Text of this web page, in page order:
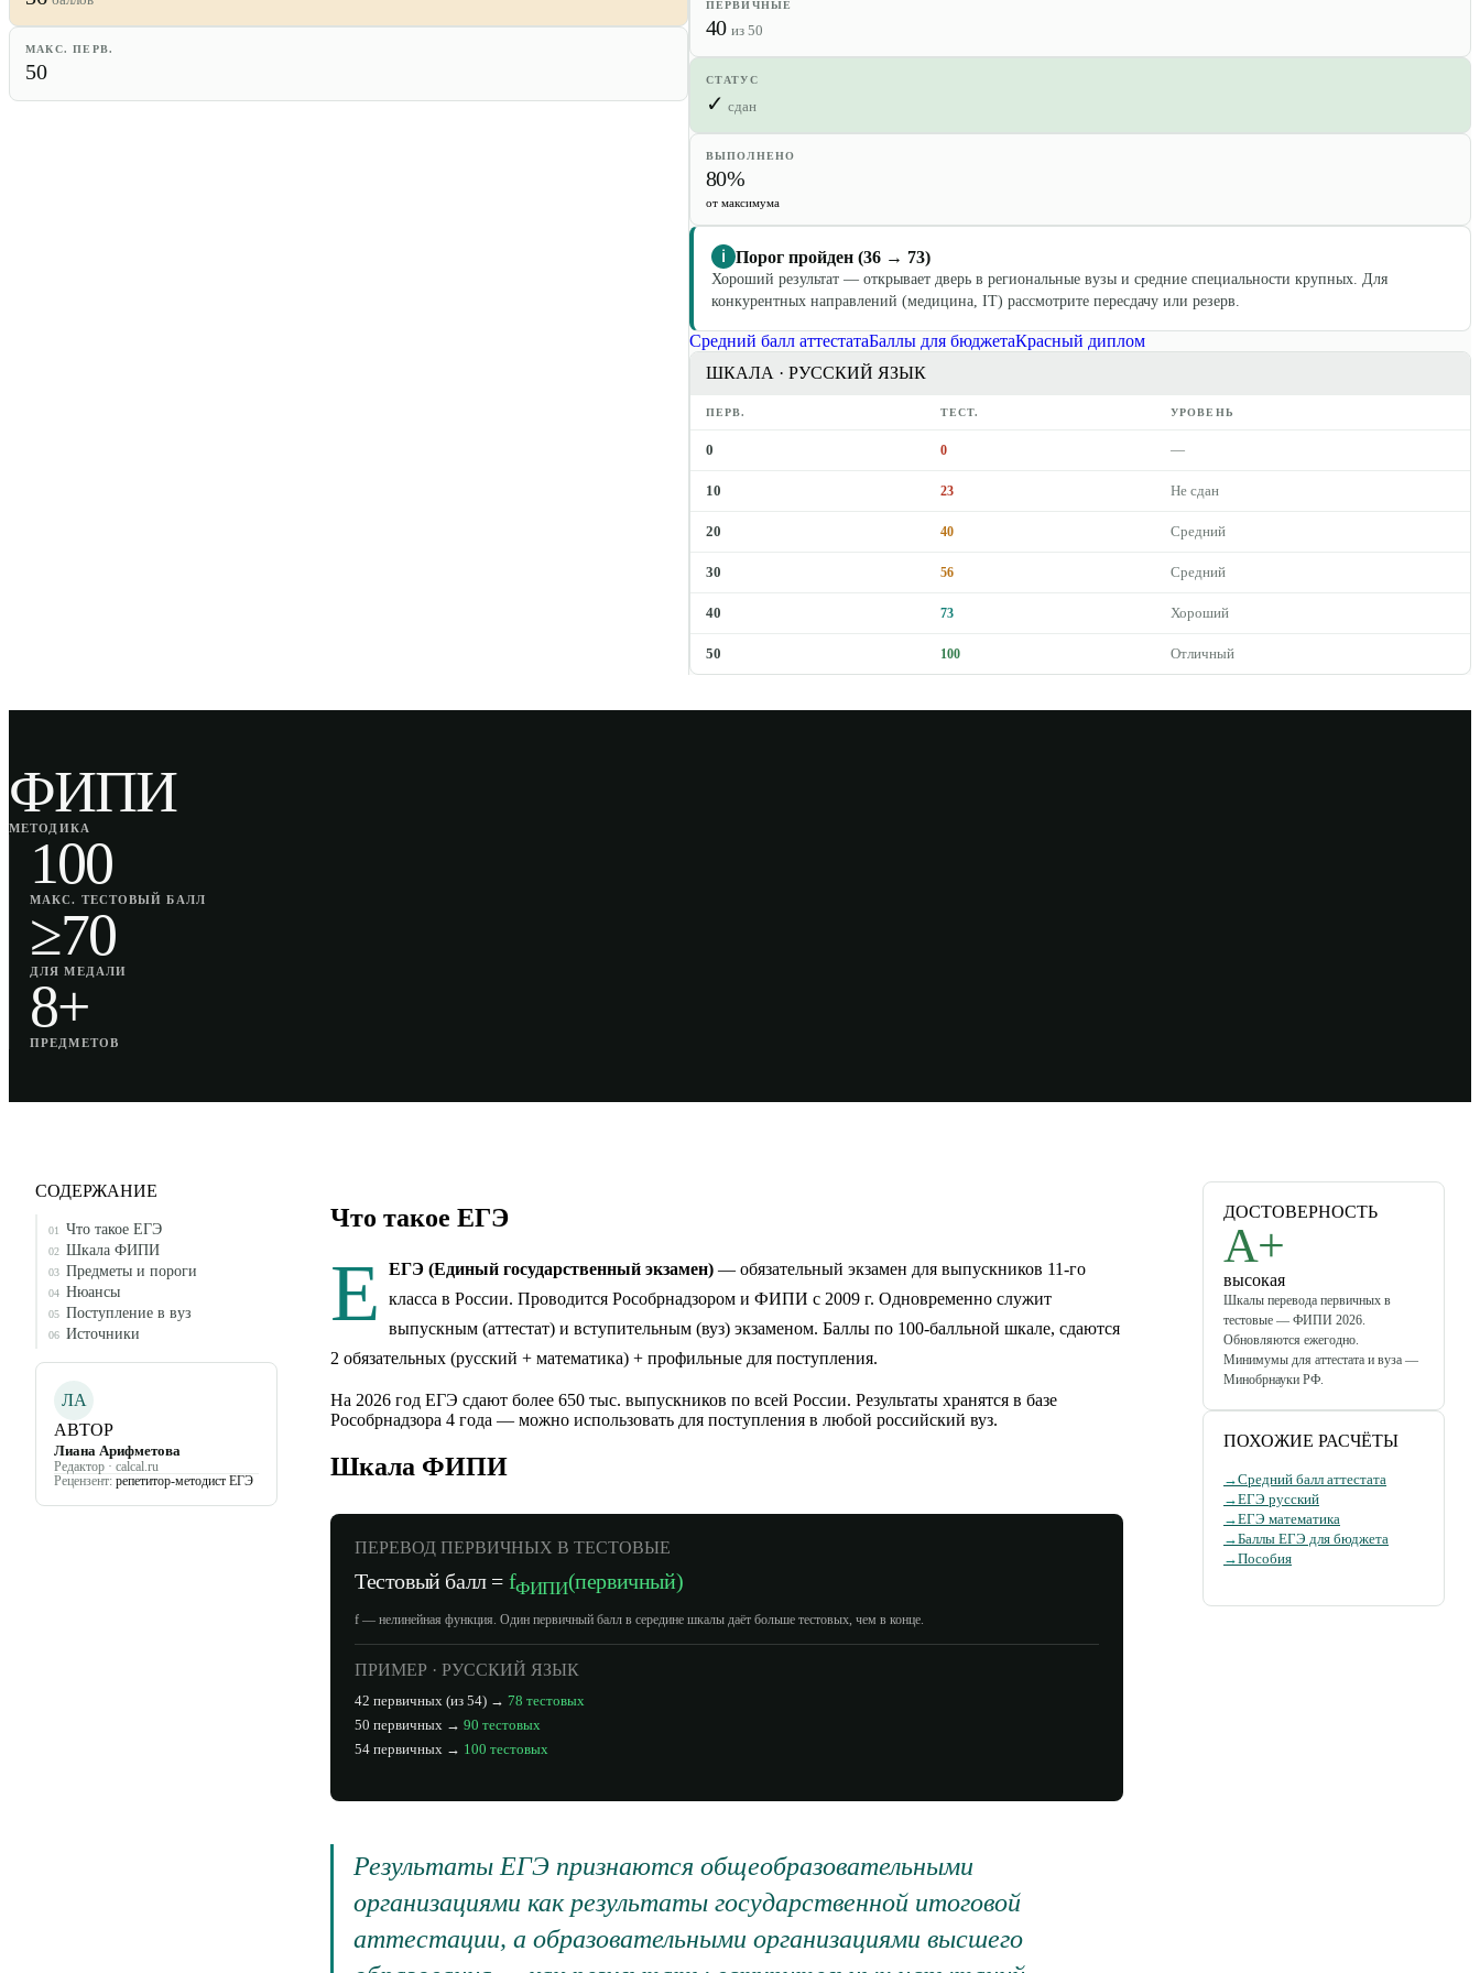
МАКС. ПЕРВ.
50
ПЕРВИЧНЫЕ
40 из 50
СТАТУС
✓ сдан
ВЫПОЛНЕНО
80%
от максимума
ℹ Порог пройден (36 → 73)
Хороший результат — открывает дверь в региональные вузы и средние специальности крупных. Для
конкурентных направлений (медицина, IT) рассмотрите пересдачу или резерв.
Средний балл аттестатаБаллы для бюджетаКрасный диплом
ШКАЛА · РУССКИЙ ЯЗЫК
ПЕРВ. ТЕСТ. УРОВЕНЬ
0 0 —
10 23 Не сдан
20 40 Средний
30 56 Средний
40 73 Хороший
50 100 Отличный
ФИПИ
МЕТОДИКА
100
МАКС. ТЕСТОВЫЙ БАЛЛ
≥70
ДЛЯ МЕДАЛИ
8+
ПРЕДМЕТОВ
СОДЕРЖАНИЕ
01 Что такое ЕГЭ
02 Шкала ФИПИ
03 Предметы и пороги
04 Нюансы
05 Поступление в вуз
06 Источники
ЛА
АВТОР
Лиана Арифметова
Редактор · calcal.ru
Рецензент: репетитор-методист ЕГЭ
Что такое ЕГЭ
Е ЕГЭ (Единый государственный экзамен) — обязательный экзамен для выпускников 11-го
класса в России. Проводится Рособрнадзором и ФИПИ с 2009 г. Одновременно служит
выпускным (аттестат) и вступительным (вуз) экзаменом. Баллы по 100-балльной шкале, сдаются
2 обязательных (русский + математика) + профильные для поступления.
На 2026 год ЕГЭ сдают более 650 тыс. выпускников по всей России. Результаты хранятся в базе
Рособрнадзора 4 года — можно использовать для поступления в любой российский вуз.
Шкала ФИПИ
ПЕРЕВОД ПЕРВИЧНЫХ В ТЕСТОВЫЕ
Тестовый балл = fФИПИ(первичный)
f — нелинейная функция. Один первичный балл в середине шкалы даёт больше тестовых, чем в конце.
ПРИМЕР · РУССКИЙ ЯЗЫК
42 первичных (из 54) → 78 тестовых
50 первичных → 90 тестовых
54 первичных → 100 тестовых
Результаты ЕГЭ признаются общеобразовательными
организациями как результаты государственной итоговой
аттестации, а образовательными организациями высшего
ДОСТОВЕРНОСТЬ
A+
высокая
Шкалы перевода первичных в
тестовые — ФИПИ 2026.
Обновляются ежегодно.
Минимумы для аттестата и вуза —
Минобрнауки РФ.
ПОХОЖИЕ РАСЧЁТЫ
→Средний балл аттестата
→ЕГЭ русский
→ЕГЭ математика
→Баллы ЕГЭ для бюджета
→Пособия